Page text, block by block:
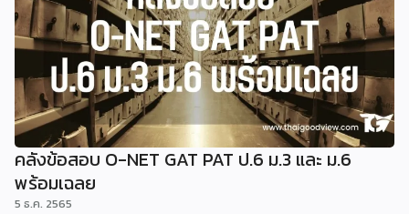
คลังข้อสอบ O-NET GAT PAT ป.6 ม.3 และ ม.6
พร้อมเฉลย
5 ธ.ค. 2565